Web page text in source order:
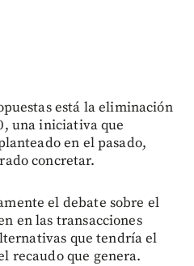
está la eliminación
una iniciativa que
en el pasado,
concretar.
el debate sobre el
en las transacciones
que tendría el
recaudo que genera.